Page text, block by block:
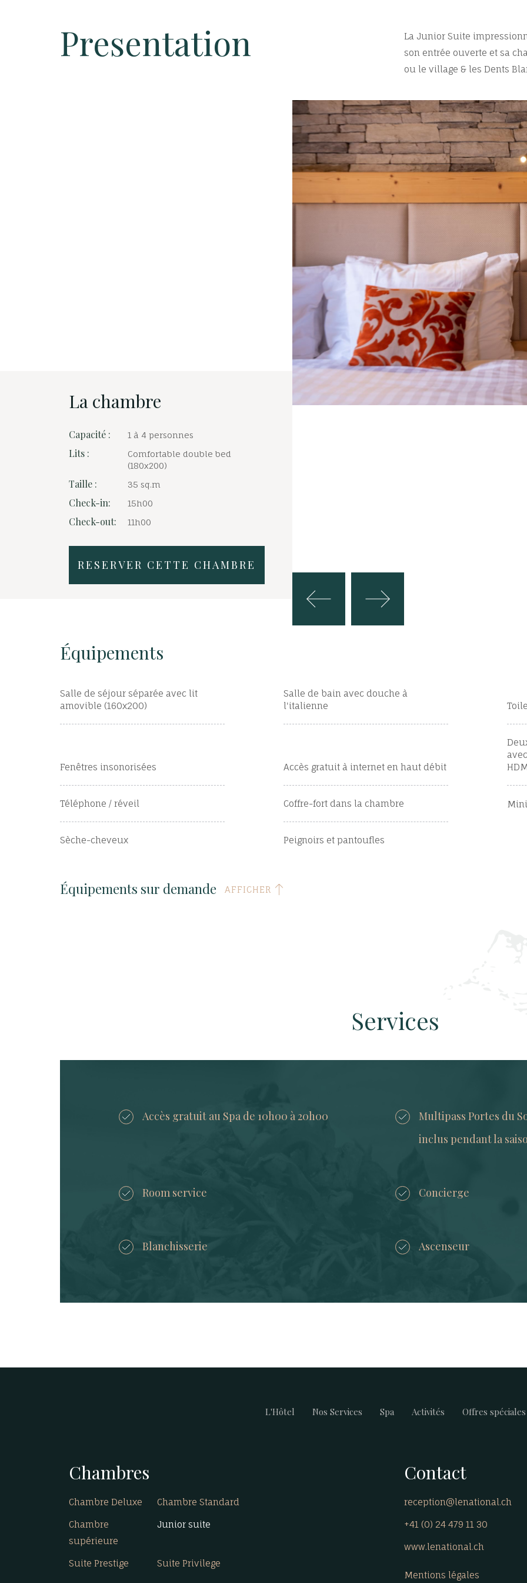
Presentation
La Junior Suite
son entrée ouverte et sa
ou le village & les Dents
La chambre
Capacité : 1 à 4 personnes
Lits :
Comfortable double bed
(180x200)
Taille : 35 sq.m
Check-in: 15h00
Check-out: 11h00
RESERVER CETTE CHAMBRE
Équipements
Salle de séjour séparée avec lit
amovible (160x200)
Salle de bain avec douche à
l'italienne
Fenêtres insonorisées Accès gratuit à internet en haut débit
Téléphone / réveil Coffre-fort dans la chambre
Sèche-cheveux Peignoirs et pantoufles
Équipements sur demande AFFICHER
Services
Accès gratuit au Spa de 10h00 à 20h00
Multipass Portes du
inclus pendant la
Room service Concierge
Blanchisserie Ascenseur
L'Hôtel Nos Services Spa Activités Offres spéciales
Chambres
Chambre Deluxe
Chambre Standard
Chambre
supérieure
Junior suite
Suite Prestige Suite Privilege
Contact
reception@lenational.ch
+41 (0) 24 479 11 30
www.lenational.ch
Mentions légales